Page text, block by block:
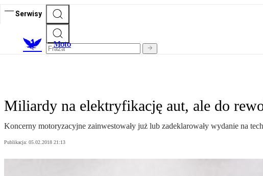
Serwisy
Moto
Miliardy na elektryfikację aut, ale do
Koncerny motoryzacyjne zainwestowały już lub zadeklarowały wydanie na
Publikacja: 05.02.2018 21:13